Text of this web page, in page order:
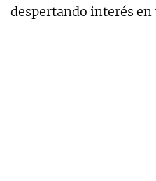
despertando interés